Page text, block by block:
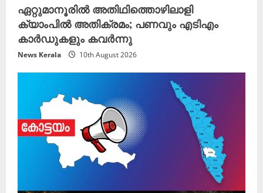
ഏറ്റുമാനൂരിൽ അതിഥിത്തൊഴിലാളി
ക്യാംപിൽ അതിക്രമം; പണവും എടിഎം
കാർഡുകളും കവർന്നു
News Kerala 10th August 2026